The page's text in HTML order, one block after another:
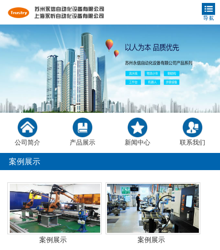
公司简介 产品展示 新闻中心 联系我们
案例展示
案例展示 案例展示